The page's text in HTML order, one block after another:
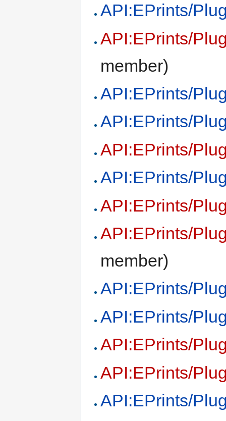
API:EPrints/
API:EPrints/
member)
API:EPrints/
API:EPrints/
API:EPrints/
API:EPrints/
API:EPrints/
API:EPrints/
member)
API:EPrints/
API:EPrints/
API:EPrints/
API:EPrints/
API:EPrints/